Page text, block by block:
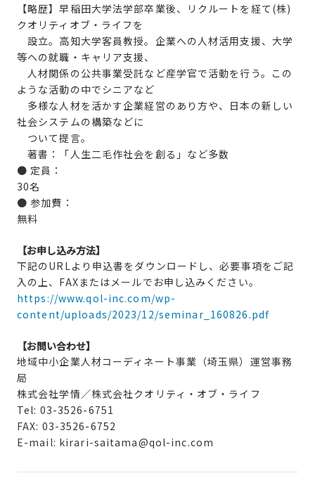
【略歴】早稲田大学法学部卒業後、リクルートを経て(株)
クオリティオブ・ライフを
設立。高知大学客員教授。企業への人材活用支援、大学
等への就職・キャリア支援、
人材関係の公共事業受託など産学官で活動を行う。この
ような活動の中でシニアなど
多様な人材を活かす企業経営のあり方や、日本の新しい
社会システムの構築などに
ついて提言。
著書：「人生二毛作社会を創る」など多数
● 定員：
30名
● 参加費：
無料
【お申し込み方法】
下記のURLより申込書をダウンロードし、必要事項をご記
入の上、FAXまたはメールでお申し込みください。
https://www.qol-inc.com/wp-
content/uploads/2023/12/seminar_160826.pdf
【お問い合わせ】
地域中小企業人材コーディネート事業（埼玉県）運営事務
局
株式会社学情／株式会社クオリティ・オブ・ライフ
Tel: 03-3526-6751
FAX: 03-3526-6752
E-mail: kirari-saitama@qol-inc.com